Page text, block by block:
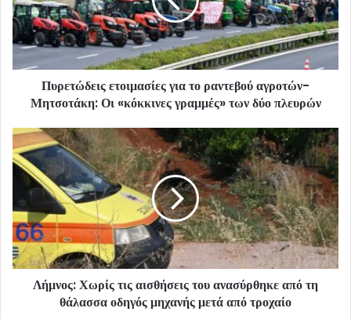
Πυρετώδεις ετοιμασίες για το ραντεβού αγροτών-
Μητσοτάκη: Οι «κόκκινες γραμμές» των δύο πλευρών
Λήμνος: Χωρίς τις αισθήσεις του ανασύρθηκε από τη
θάλασσα οδηγός μηχανής μετά από τροχαίο